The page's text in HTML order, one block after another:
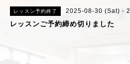
レッスン予約終了 2025-08-30 (Sat) -
レッスンご予約締め切りました